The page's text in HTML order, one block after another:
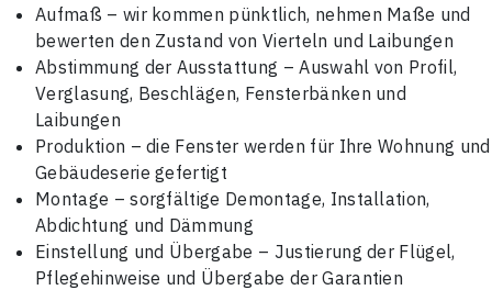
Aufmaß – wir kommen pünktlich, nehmen Maße und
bewerten den Zustand von Vierteln und Laibungen
Abstimmung der Ausstattung – Auswahl von Profil,
Verglasung, Beschlägen, Fensterbänken und
Laibungen
Produktion – die Fenster werden für Ihre Wohnung und
Gebäudeserie gefertigt
Montage – sorgfältige Demontage, Installation,
Abdichtung und Dämmung
Einstellung und Übergabe – Justierung der Flügel,
Pflegehinweise und Übergabe der Garantien